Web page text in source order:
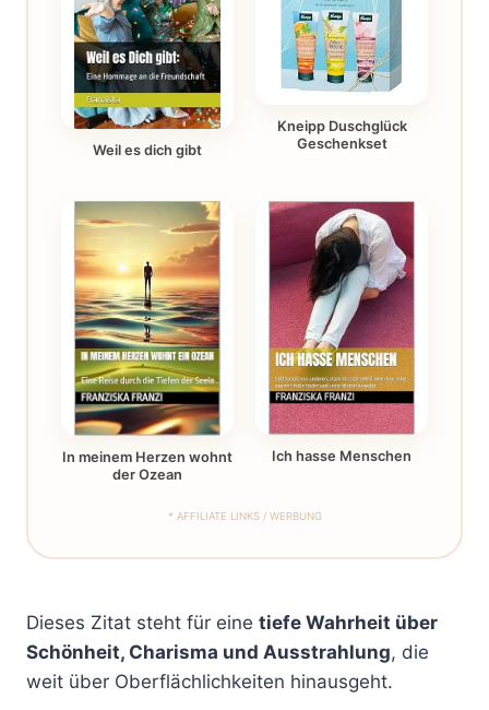
Weil es dich gibt
Kneipp Duschglück
Geschenkset
In meinem Herzen wohnt
der Ozean
Ich hasse Menschen
* AFFILIATE LINKS / WERBUNG
Dieses Zitat steht für eine tiefe Wahrheit über
Schönheit, Charisma und Ausstrahlung, die
weit über Oberflächlichkeiten hinausgeht.